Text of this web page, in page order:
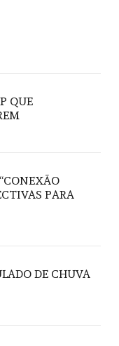
QUE
PARA
DE CHUVA